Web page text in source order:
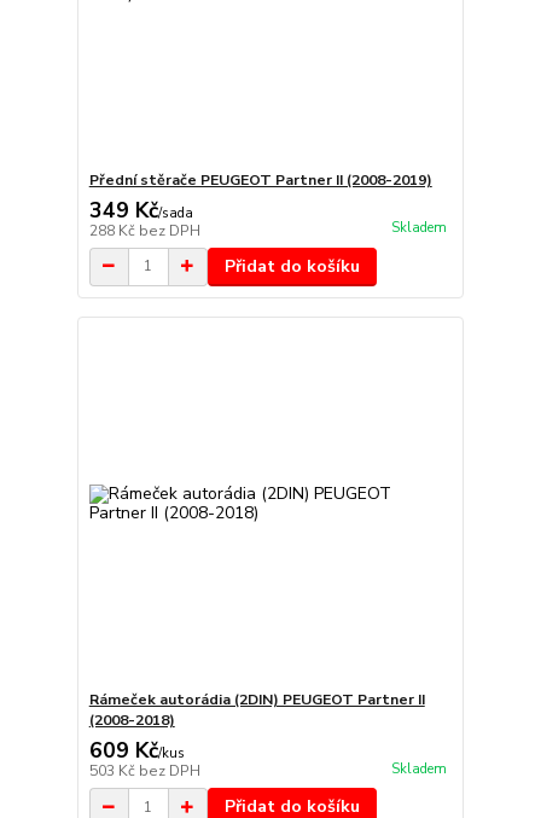
Přední stěrače PEUGEOT Partner II (2008-2019)
349 Kč/sada
288 Kč bez DPH Skladem
Přidat do košíku
Rámeček autorádia (2DIN) PEUGEOT Partner II
(2008-2018)
609 Kč/kus
503 Kč bez DPH Skladem
Přidat do košíku